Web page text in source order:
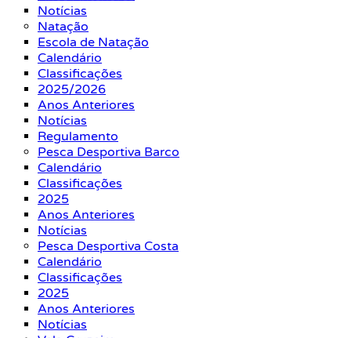
Notícias
Natação
Escola de Natação
Calendário
Classificações
2025/2026
Anos Anteriores
Notícias
Regulamento
Pesca Desportiva Barco
Calendário
Classificações
2025
Anos Anteriores
Notícias
Pesca Desportiva Costa
Calendário
Classificações
2025
Anos Anteriores
Notícias